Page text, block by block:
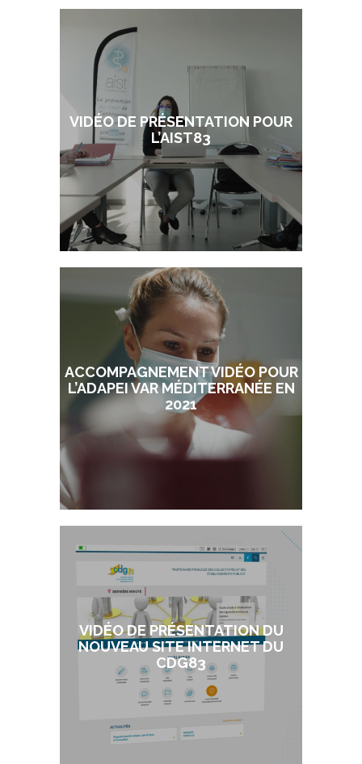
VIDÉO DE PRÉSENTATION POUR
L’AIST83
ACCOMPAGNEMENT VIDÉO POUR
L’ADAPEI VAR MÉDITERRANÉE EN
2021
VIDÉO DE PRÉSENTATION DU
NOUVEAU SITE INTERNET DU
CDG83